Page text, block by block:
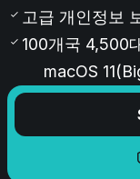
고급 개인정보
100개국 4,500
macOS